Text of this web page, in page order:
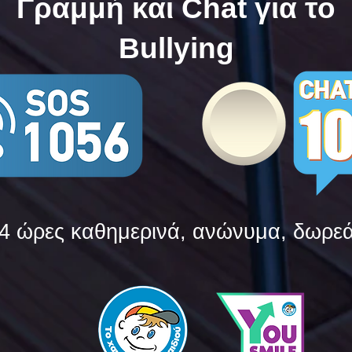
Γραμμή και Chat για το
Bullying
ώρες καθημερινά, ανώνυμα,